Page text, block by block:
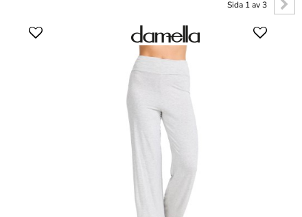
Sida 1 av 3